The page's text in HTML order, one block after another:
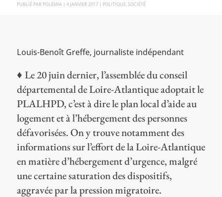
PAR POLÉMIA | 4 JANVIER 2017| POLITIQUE, SOCIÉTÉ
Louis-Benoît Greffe, journaliste indépendant
♦ Le 20 juin dernier, l’assemblée du conseil
départemental de Loire-Atlantique adoptait le
PLALHPD, c’est à dire le plan local d’aide au
logement et à l’hébergement des personnes
défavorisées. On y trouve notamment des
informations sur l’effort de la Loire-Atlantique
en matière d’hébergement d’urgence, malgré
une certaine saturation des dispositifs,
aggravée par la pression migratoire.